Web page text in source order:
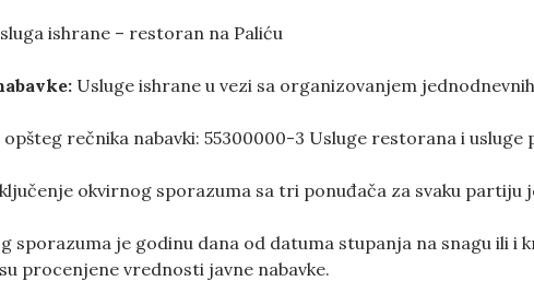
ishrane – restoran na Paliću
: Usluge ishrane u vezi sa organizovanjem
opšteg rečnika nabavki: 55300000-3 Usluge restorana i usluge
okvirnog sporazuma sa tri ponuđača za svaku partiju
sporazuma je godinu dana od datuma stupanja na snagu ili i
procenjene vrednosti javne nabavke.